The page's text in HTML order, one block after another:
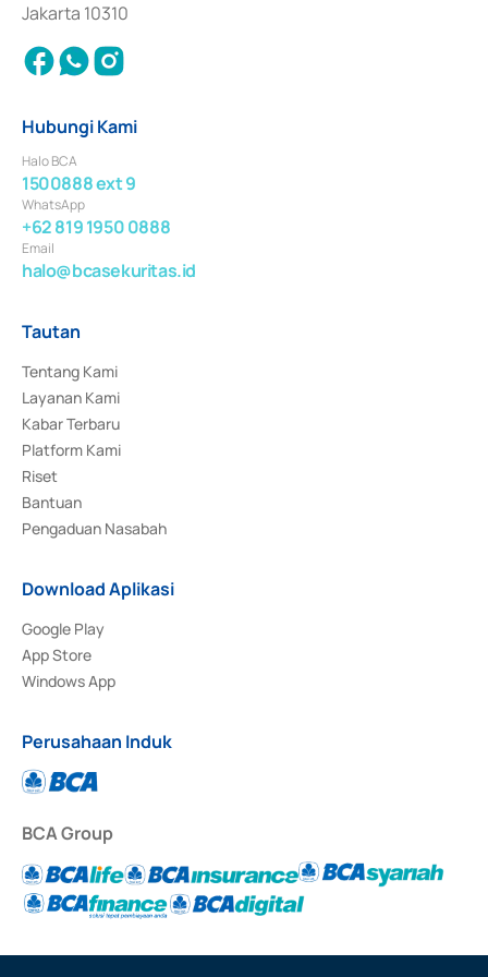
Jakarta 10310
Hubungi Kami
Halo BCA
1500888 ext 9
WhatsApp
+62 819 1950 0888
Email
halo@bcasekuritas.id
Tautan
Tentang Kami
Layanan Kami
Kabar Terbaru
Platform Kami
Riset
Bantuan
Pengaduan Nasabah
Download Aplikasi
Google Play
App Store
Windows App
Perusahaan Induk
BCA Group